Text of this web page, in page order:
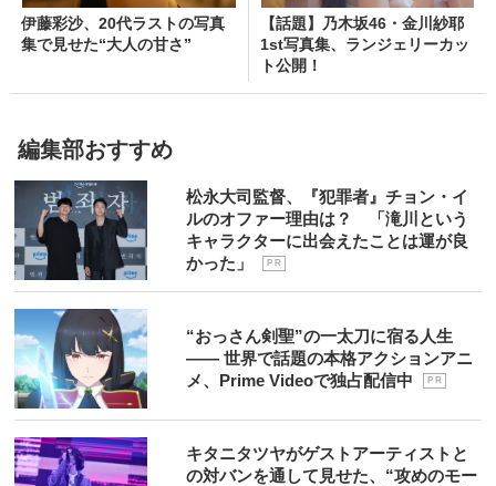
伊藤彩沙、20代ラストの写真
集で見せた“大人の甘さ”
【話題】乃木坂46・金川紗耶
1st写真集、ランジェリーカッ
ト公開！
編集部おすすめ
松永大司監督、『犯罪者』チョン・イ
ルのオファー理由は？ 「滝川という
キャラクターに出会えたことは運が良
かった」
P R
“おっさん剣聖”の一太刀に宿る人生
―― 世界で話題の本格アクションアニ
メ、Prime Videoで独占配信中
P R
キタニタツヤがゲストアーティストと
の対バンを通して見せた、“攻めのモー